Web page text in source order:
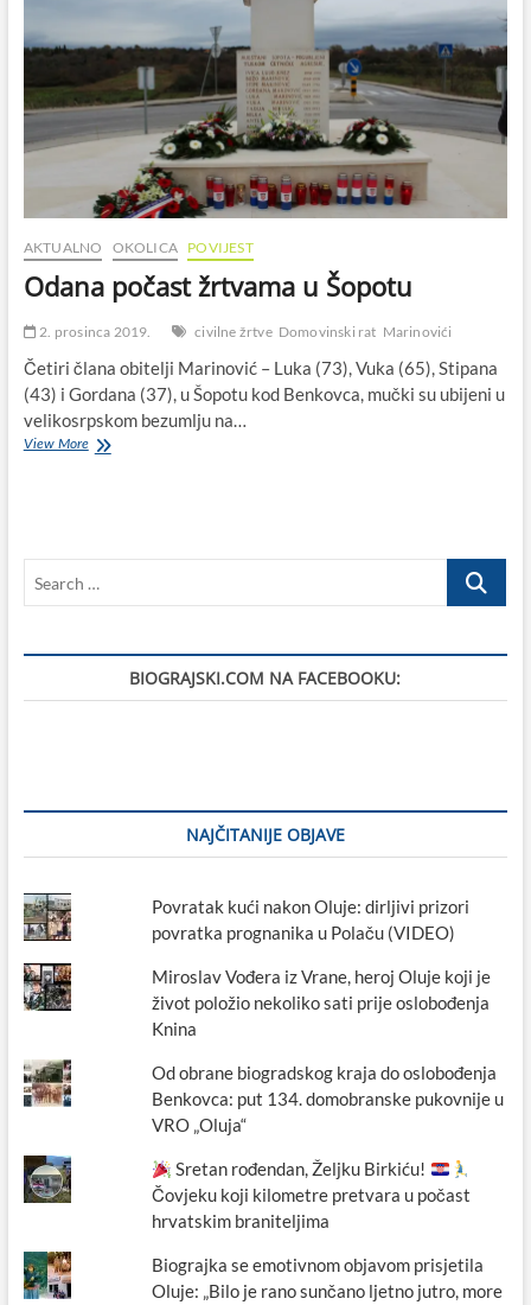
AKTUALNO OKOLICA POVIJEST
Odana počast žrtvama u Šopotu
2. prosinca 2019. civilne žrtve Domovinski rat Marinovići
Četiri člana obitelji Marinović – Luka (73), Vuka (65), Stipana
(43) i Gordana (37), u Šopotu kod Benkovca, mučki su ubijeni u
velikosrpskom bezumlju na…
View MoreOdana
Search
BIOGRAJSKI.COM NA FACEBOOKU:
NAJČITANIJE OBJAVE
Povratak kući nakon Oluje: dirljivi prizori
povratka prognanika u Polaču (VIDEO)
Miroslav Vođera iz Vrane, heroj Oluje koji je
život položio nekoliko sati prije oslobođenja
Knina
Od obrane biogradskog kraja do oslobođenja
Benkovca: put 134. domobranske pukovnije u
VRO „Oluja“
Sretan rođendan, Željku Birkiću!
Čovjeku koji kilometre pretvara u počast
hrvatskim braniteljima
Biograjka se emotivnom objavom prisjetila
Oluje: „Bilo je rano sunčano ljetno jutro, more